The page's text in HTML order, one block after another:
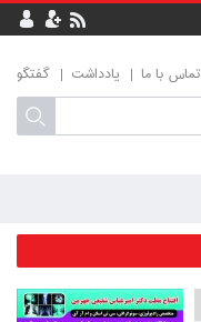
تماس با ما یادداشت گفتگو